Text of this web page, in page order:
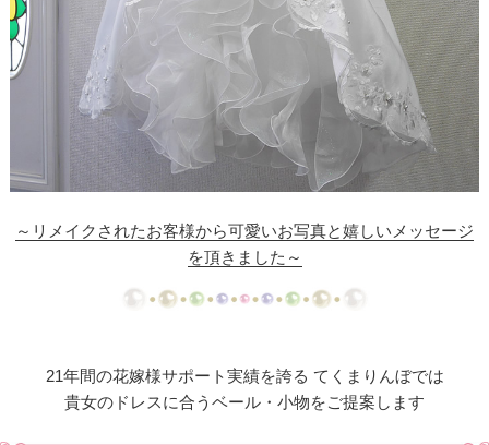
【ドレスリメイク】シフォンオーガンジーのベビー
ドレス
【ドレスリメイク】フリルとレースの幸せベビード
レス
【ドレスリメイク】ラッフルフリルのベビードレス
【ドレスリメイク】豪華レースのベビードレス＆お
【ドレスリメイク】ベスト付きのタキシード風ベビ
ードレス
～リメイクされたお客様から可愛いお写真と嬉しいメッセージ
を頂きました～
21年間の花嫁様サポート実績を誇る てくまりんぼでは
貴女のドレスに合うベール・小物をご提案します